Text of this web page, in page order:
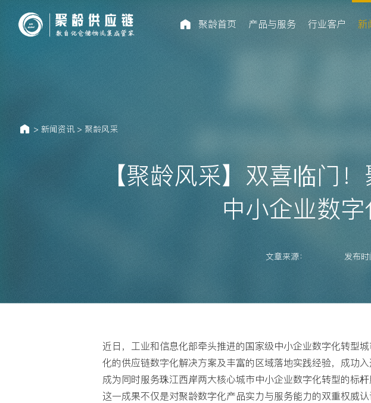
聚龄首页 产品与服务 行业客户 新
> 新闻资讯 > 聚龄风采
【聚龄风采】双喜临门
中小企业数
文章来源： 发布
近日，工业和信息化部牵头推进的国家级中小企业数字化转型
化的供应链数字化解决方案及丰富的区域落地实践经验，成功
成为同时服务珠江西岸两大核心城市中小企业数字化转型的标杆
这一成果不仅是对聚龄数字化产品实力与服务能力的双重权威